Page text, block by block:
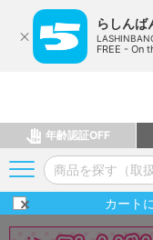
らしんば
FREE - On
年齢認証OFF
カートに